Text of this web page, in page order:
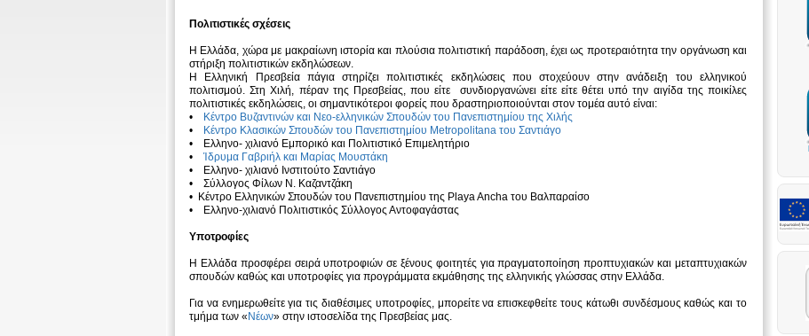
Πολιτιστικές σχέσεις
Η Ελλάδα, χώρα με μακραίωνη ιστορία και πλούσια πολιτιστική παράδοση, έχει ως προτεραιότητα την οργάνωση και
στήριξη πολιτιστικών εκδηλώσεων.
Η Ελληνική Πρεσβεία πάγια στηρίζει πολιτιστικές εκδηλώσεις που στοχεύουν στην ανάδειξη του ελληνικού
πολιτισμού. Στη Χιλή, πέραν της Πρεσβείας, που είτε συνδιοργανώνει είτε είτε θέτει υπό την αιγίδα της ποικίλες
πολιτιστικές εκδηλώσεις, οι σημαντικότεροι φορείς που δραστηριοποιούνται στον τομέα αυτό είναι:
•
Κέντρο Βυζαντινών και Νεο-ελληνικών Σπουδών του Πανεπιστημίου της Χιλής
•
Κέντρο Κλασικών Σπουδών του Πανεπιστημίου Metropolitana του Σαντιάγο
• Ελληνο- χιλιανό Εμπορικό και Πολιτιστικό Επιμελητήριο
•Ίδρυμα Γαβριήλ και Μαρίας Μουστάκη
• Ελληνο- χιλιανό Ινστιτούτο Σαντιάγο
• Σύλλογος Φίλων Ν. Καζαντζάκη
• Κέντρο Ελληνικών Σπουδών του Πανεπιστημίου της Playa Ancha του Βαλπαραίσο
• Ελληνο-χιλιανό Πολιτιστικός Σύλλογος Αντοφαγάστας
Υποτροφίες
Η Ελλάδα προσφέρει σειρά υποτροφιών σε ξένους φοιτητές για πραγματοποίηση προπτυχιακών και μεταπτυχιακών
σπουδών καθώς και υποτροφίες για προγράμματα εκμάθησης της ελληνικής γλώσσας στην Ελλάδα.
Για να ενημερωθείτε για τις διαθέσιμες υποτροφίες, μπορείτε να επισκεφθείτε τους κάτωθι συνδέσμους καθώς και το
τμήμα των « Νέων» στην ιστοσελίδα της Πρεσβείας μας.